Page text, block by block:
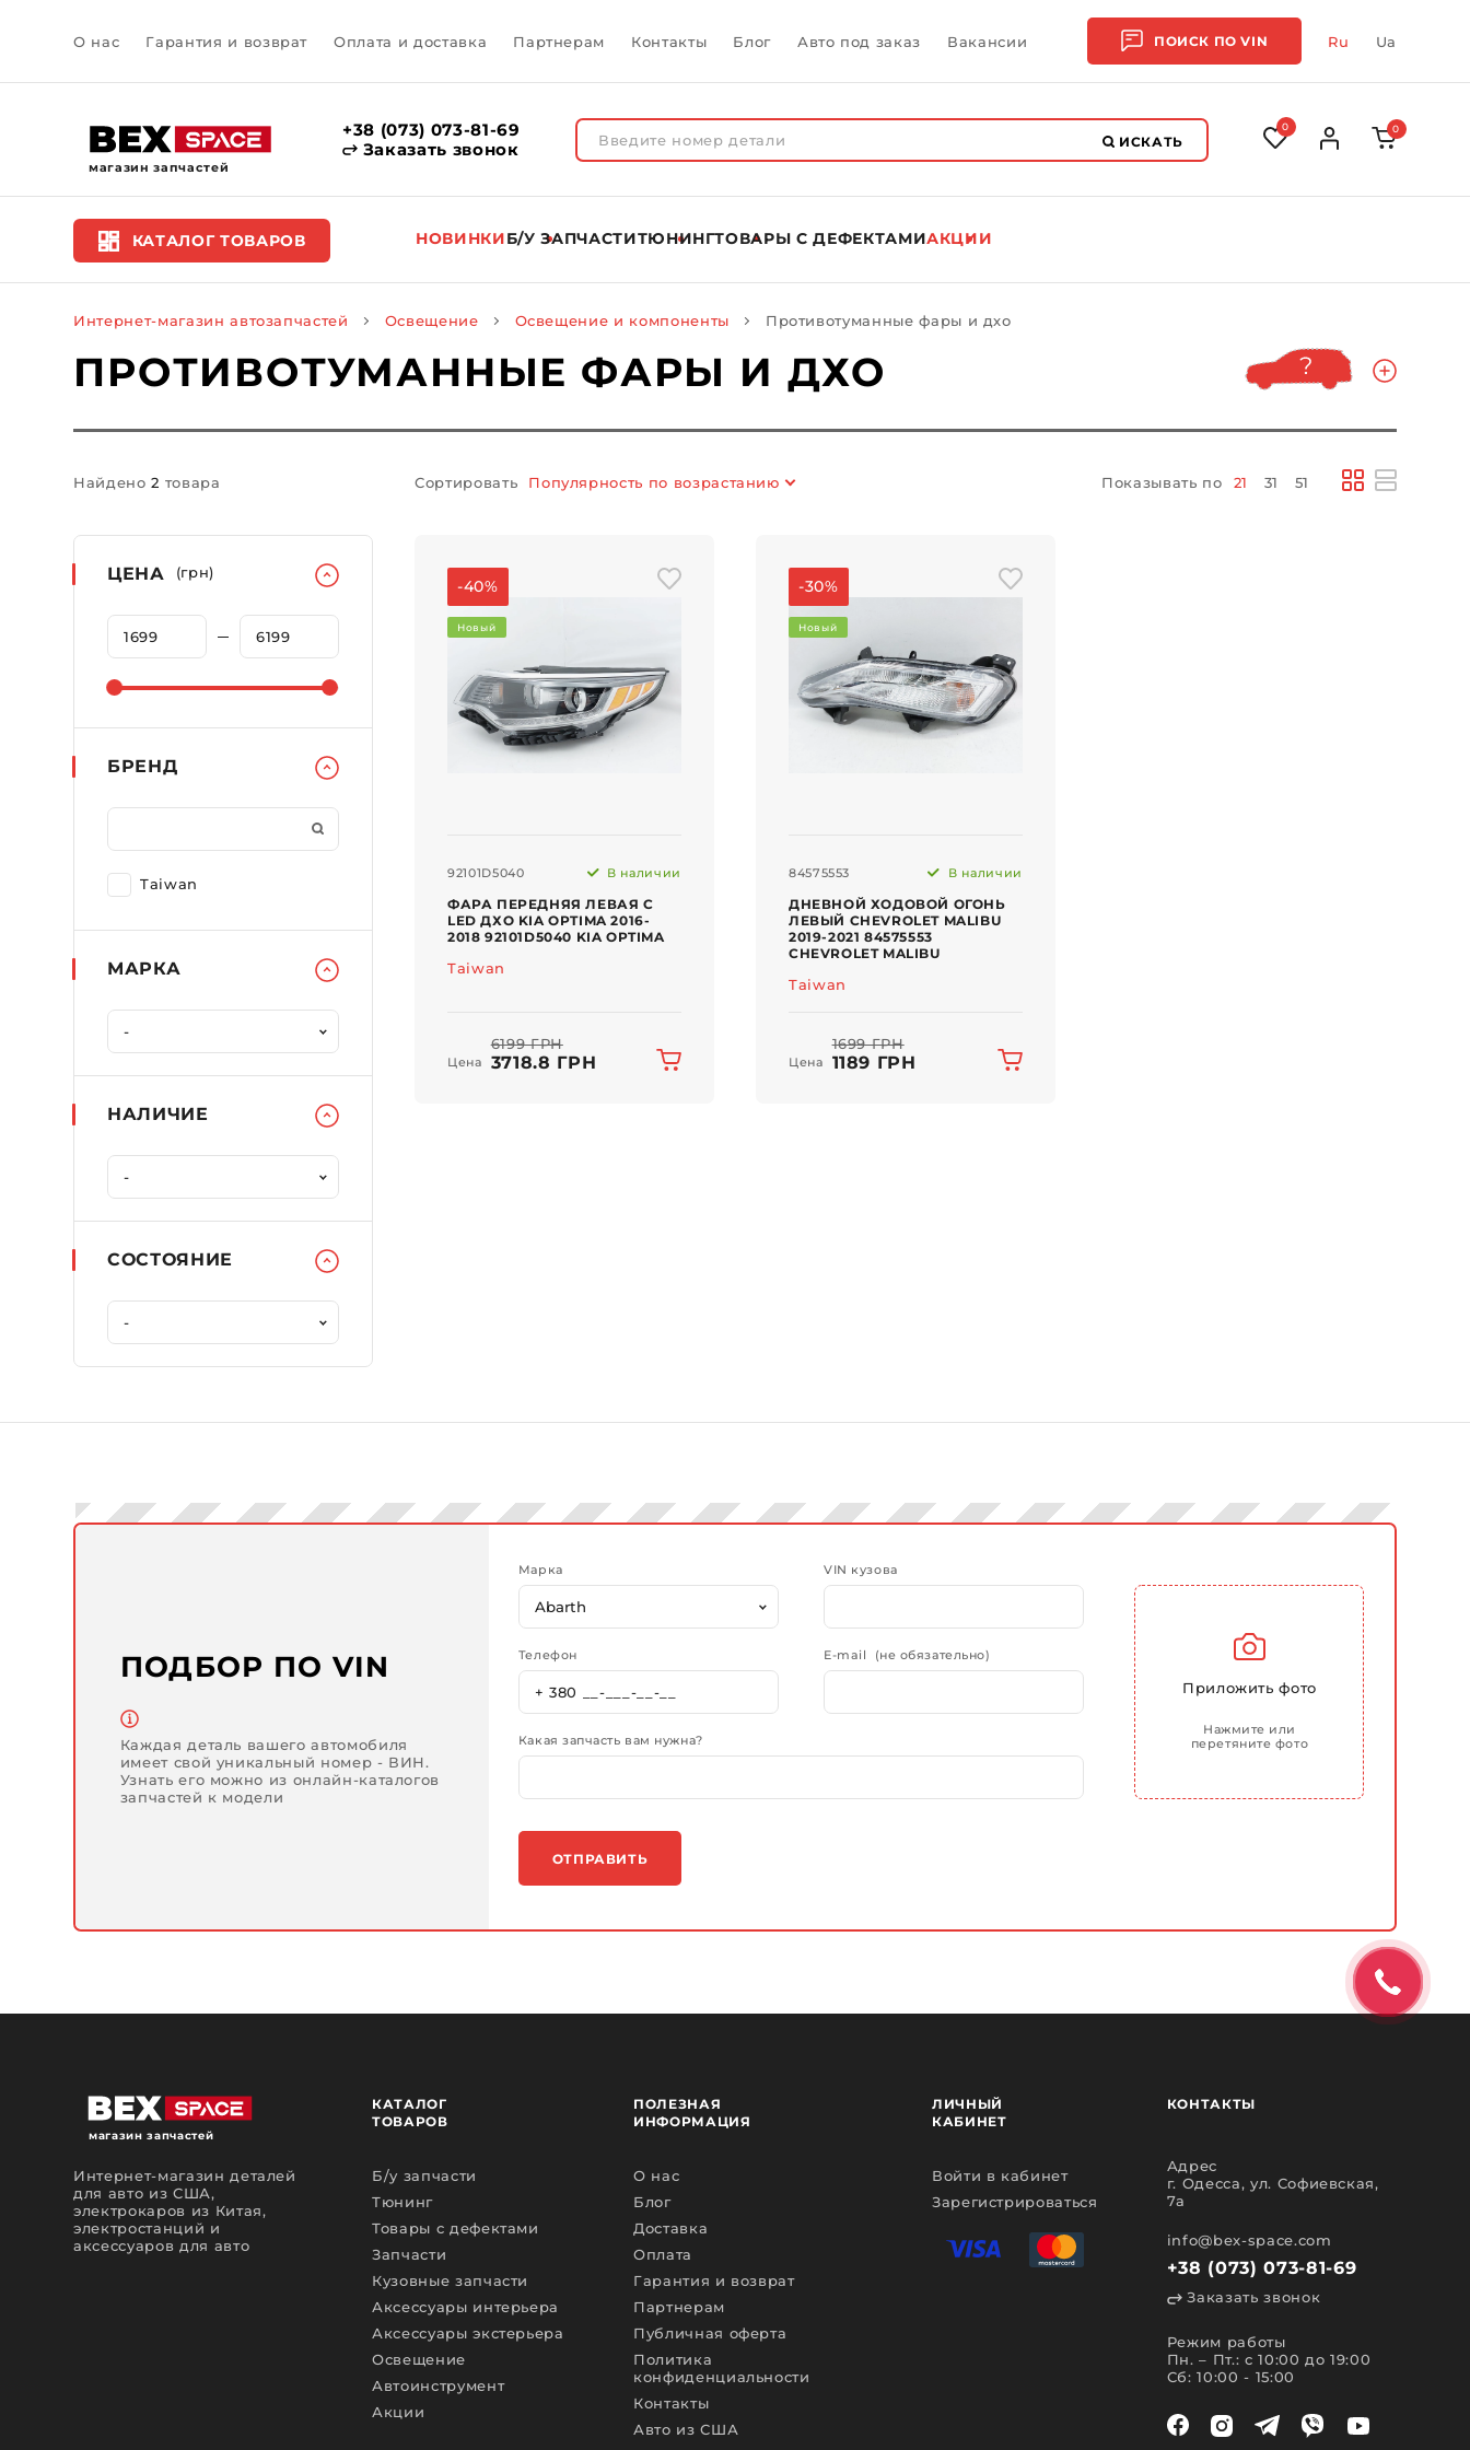
О нас Гарантия и возврат Оплата и доставка Партнерам Контакты Блог Авто под заказ Вакансии ПОИСК ПОVIN Ru Ua
магазин запчастей
+38 (073) 073-81-69
Заказать звонок
ИСКАТЬ
0 0
КАТАЛОГ ТОВАРОВ НОВИНКИБ/У ЗАПЧАСТИТЮНИНГТОВАРЫ C ДЕФЕКТАМИАКЦИИ
Интернет-магазин автозапчастей Освещение Освещение и компоненты Противотуманные фары и дхо
ПРОТИВОТУМАННЫЕ ФАРЫ И ДХО
Найдено2 товара Сортировать Популярность по возрастанию Показывать по 21 31 51
ЦЕНА (грн)
БРЕНД
Taiwan
МАРКА
НАЛИЧИЕ
СОСТОЯНИЕ
-40%
Новый
92101D5040 В наличии
ФАРА ПЕРЕДНЯЯ ЛЕВАЯ С
LED ДХО KIA OPTIMA 2016-
2018 92101D5040 KIA OPTIMA
Taiwan
Цена
6199 ГРН
3718.8 ГРН
-30%
Новый
84575553 В наличии
ДНЕВНОЙ ХОДОВОЙ ОГОНЬ
ЛЕВЫЙ CHEVROLET MALIBU
2019-2021 84575553
CHEVROLET MALIBU
Taiwan
Цена
1699 ГРН
1189 ГРН
ПОДБОР ПО VIN
Каждая деталь вашего автомобиля
имеет свой уникальный номер - ВИН.
Узнать его можно из онлайн-каталогов
запчастей к модели
Марка VIN кузова
Телефон E-mail (не обязательно)
Какая запчасть вам нужна?
Приложить фото
Нажмите или
перетяните фото
ОТПРАВИТЬ
магазин запчастей
Интернет-магазин деталей
для авто из США,
электрокаров из Китая,
электростанций и
аксессуаров для авто
КАТАЛОГ
ТОВАРОВ
Б/у запчасти
Тюнинг
Товары с дефектами
Запчасти
Кузовные запчасти
Аксессуары интерьера
Аксессуары экстерьера
Освещение
Автоинструмент
Акции
ПОЛЕЗНАЯ
ИНФОРМАЦИЯ
О нас
Блог
Доставка
Оплата
Гарантия и возврат
Партнерам
Публичная оферта
Политика
конфиденциальности
Контакты
Авто из США
ЛИЧНЫЙ
КАБИНЕТ
Войти в кабинет
Зарегистрироваться
КОНТАКТЫ
Адрес
г. Одесса, ул. Софиевская,
7а
info@bex-space.com
+38 (073) 073-81-69
Заказать звонок
Режим работы
Пн. – Пт.: с 10:00 до 19:00
Сб: 10:00 - 15:00